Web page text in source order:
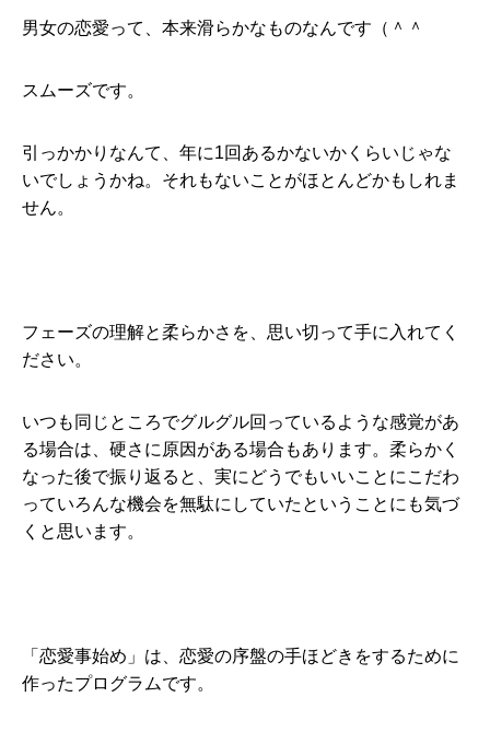
男女の恋愛って、本来滑らかなものなんです（＾＾
スムーズです。
引っかかりなんて、年に1回あるかないかくらいじゃな
いでしょうかね。それもないことがほとんどかもしれま
せん。
フェーズの理解と柔らかさを、思い切って手に入れてく
ださい。
いつも同じところでグルグル回っているような感覚があ
る場合は、硬さに原因がある場合もあります。柔らかく
なった後で振り返ると、実にどうでもいいことにこだわ
っていろんな機会を無駄にしていたということにも気づ
くと思います。
「恋愛事始め」は、恋愛の序盤の手ほどきをするために
作ったプログラムです。